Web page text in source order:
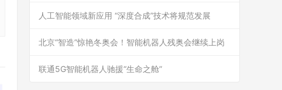
人工智能领域新应用 “深度合成”技术将规范发展
北京“智造”惊艳冬奥会！智能机器人残奥会继续上岗
联通5G智能机器人驰援“生命之舱”